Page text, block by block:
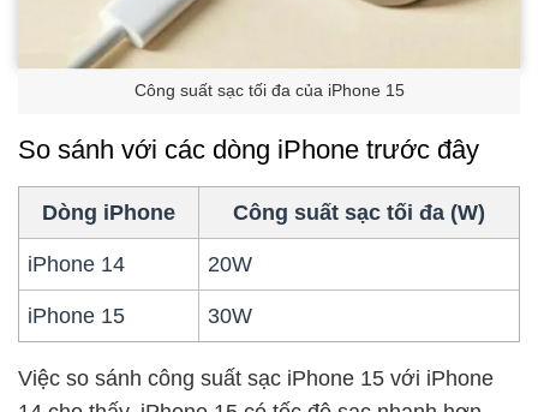
Công suất sạc tối đa của iPhone 15
So sánh với các dòng iPhone trước đây
Dòng iPhone Công suất sạc tối đa (W)
iPhone 14 20W
iPhone 15 30W
Việc so sánh công suất sạc iPhone 15 với iPhone